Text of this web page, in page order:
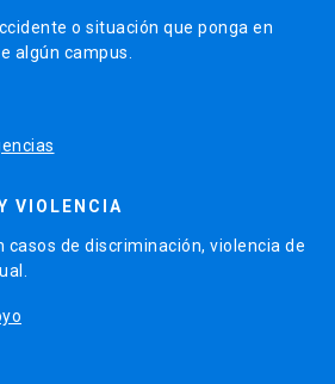
o situación que ponga en
algún campus.
VIOLENCIA
casos de discriminación, violencia de